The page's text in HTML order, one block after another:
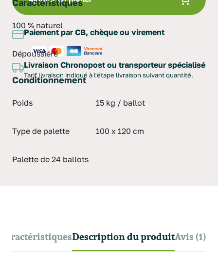
Paiement par CB, chèque ou virement
Livraison Chronopost ou transporteur spécialisé
Tarif livraison indiqué à l'étape livraison suivant quantité.
Caractéristiques
100 % naturel
Dépoussiéré
Conditionnement
Poids 15 kg / ballot
Type de palette 100 x 120 cm
Palette de 24 ballots
Description du produitAvis (1)